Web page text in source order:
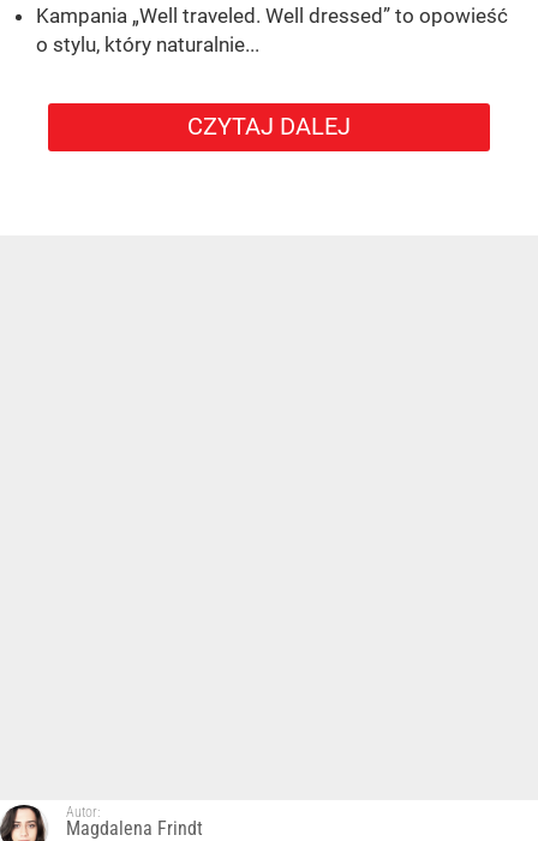
Kampania „Well traveled. Well dressed” to opowieść
o stylu, który naturalnie...
CZYTAJ DALEJ
Autor:
Magdalena Frindt